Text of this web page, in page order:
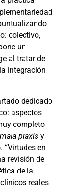
colectivo,
un
al tratar de
integración
dedicado
aspectos
completo
mala praxis y
“Virtudes en
revisión de
de la
reales